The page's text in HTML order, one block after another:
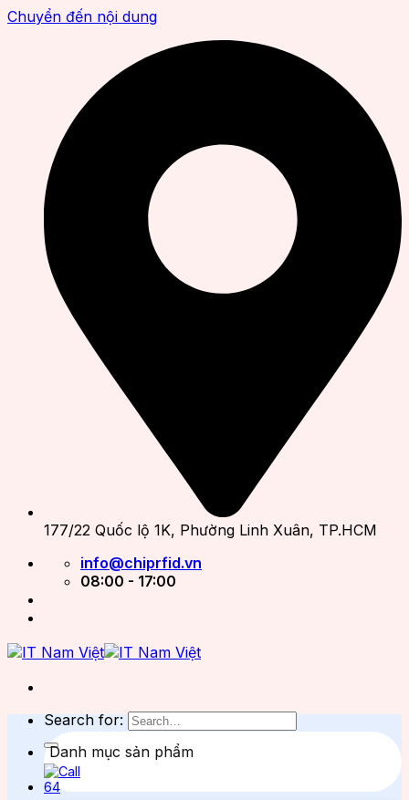
Chuyển đến nội dung
177/22 Quốc lộ 1K, Phường Linh Xuân, TP.HCM
info@chiprfid.vn
08:00 - 17:00
Search for:
Danh mục sản phẩm